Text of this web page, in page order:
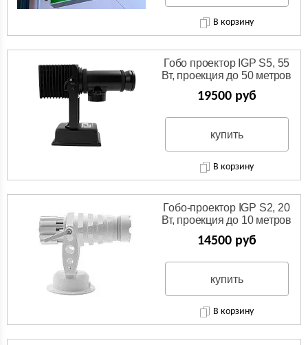
В корзину
Гобо проектор IGP S5, 55
Вт, проекция до 50 метров
19500 руб
купить
В корзину
Гобо-проектор IGP S2, 20
Вт, проекция до 10 метров
14500 руб
купить
В корзину